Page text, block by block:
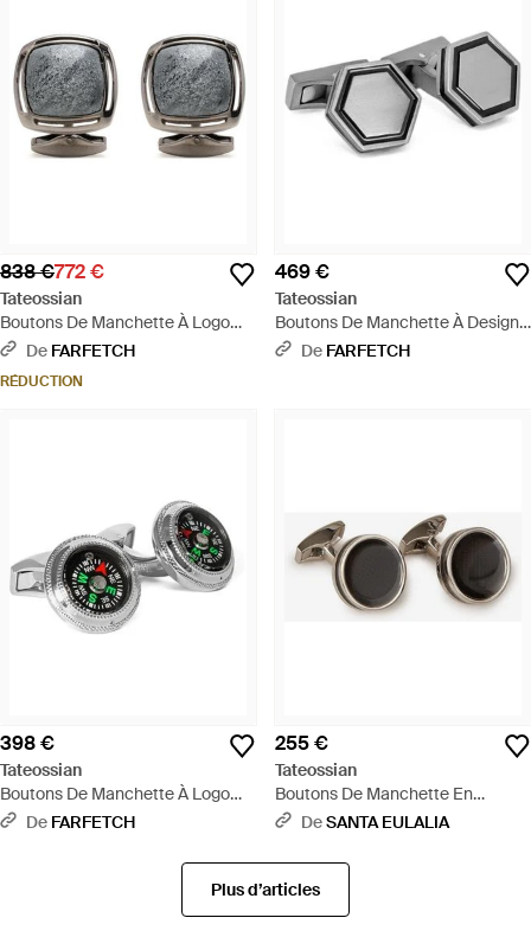
838 €772 €
Tateossian
Boutons De Manchette À Logo
Gravé - Gris
De FARFETCH
RÉDUCTION
469 €
Tateossian
Boutons De Manchette À Design
Émaillé - Métallisé
De FARFETCH
398 €
Tateossian
Boutons De Manchette À Logo
Gravé - Métallisé
De FARFETCH
255 €
Tateossian
Boutons De Manchette En
Tablette De Glace - Noir
DeSANTA EULALIA
Plus d’articles